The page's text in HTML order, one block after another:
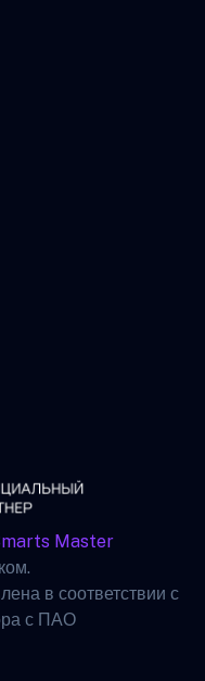
Master
в соответствии с
с ПАО